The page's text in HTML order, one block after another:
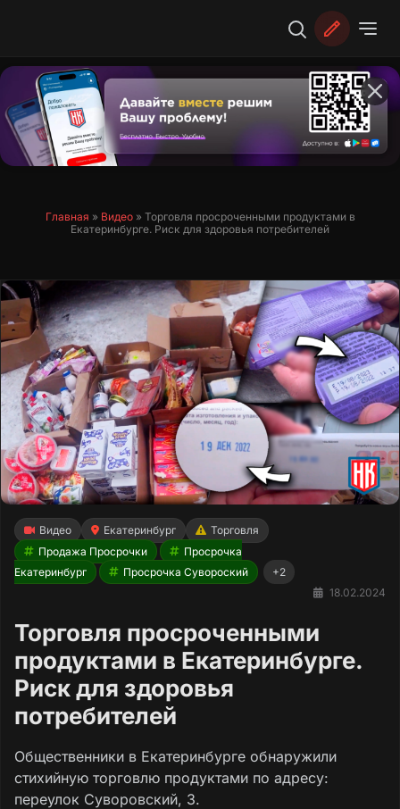
Главная » Видео» Торговля просроченными продуктами в
Екатеринбурге. Риск для здоровья потребителей
Видео Екатеринбург
Торговля
Продажа Просрочки
Просрочка
Екатеринбург
Просрочка Сувороский
+2
18.02.2024
Торговля просроченными
продуктами в Екатеринбурге.
Риск для здоровья
потребителей
Общественники в Екатеринбурге обнаружили
стихийную торговлю продуктами по адресу:
переулок Суворовский, 3.